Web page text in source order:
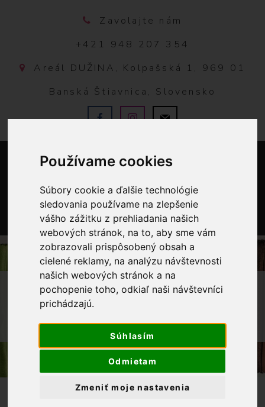
Používame cookies
Súbory cookie a ďalšie technológie
sledovania používame na zlepšenie
vášho zážitku z prehliadania našich
webových stránok, na to, aby sme vám
zobrazovali prispôsobený obsah a
cielené reklamy, na analýzu návštevnosti
našich webových stránok a na
pochopenie toho, odkiaľ naši návštevníci
prichádzajú.
Súhlasím
Odmietam
Zmeniť moje nastavenia
Zavolajte nám
+421 948 207 354
Areál DUŽINA, Kolpašská 1, 969 01
Banská Štiavnica, Slovensko
OBCHOD GALANTÉRIA
KRAJČÍRSKE POTREBY
ZAKLADAČ ŠIKMÉHO PRÚŽKU 18MM